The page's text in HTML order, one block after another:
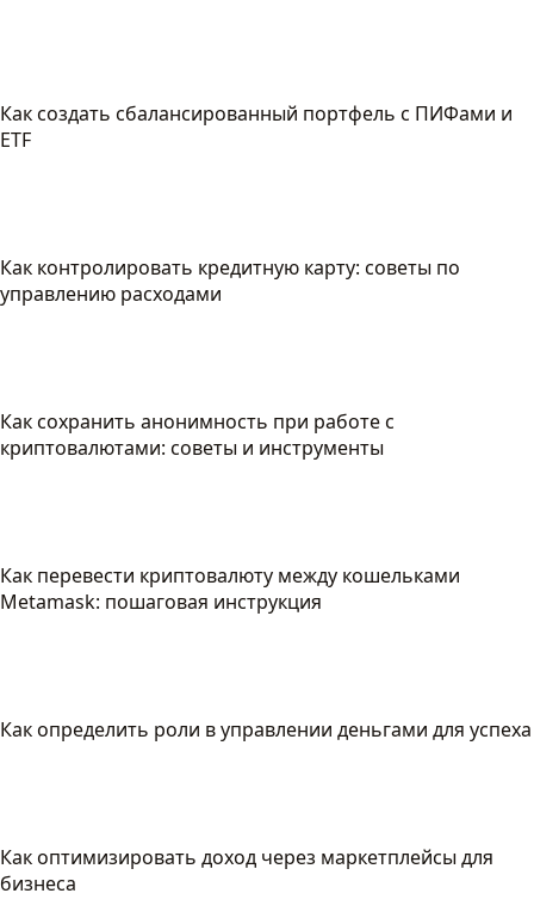
Как создать сбалансированный портфель с ПИФами и
ETF
Как контролировать кредитную карту: советы по
управлению расходами
Как сохранить анонимность при работе с
криптовалютами: советы и инструменты
Как перевести криптовалюту между кошельками
Metamask: пошаговая инструкция
Как определить роли в управлении деньгами для успеха
Как оптимизировать доход через маркетплейсы для
бизнеса